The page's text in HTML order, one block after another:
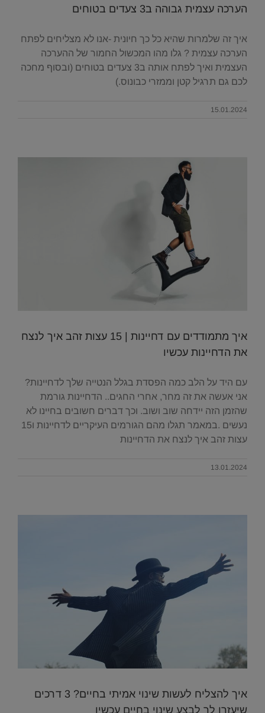
הערכה עצמית גבוהה ב3 צעדים בטוחים
איך זה שלמרות שהיא כל כך חיונית -אנו לא מצליחים לפתח
הערכה עצמית ? גלו מהו המכשול החמור של ההערכה
העצמית ואיך לפתח אותה ב3 צעדים בטוחים (ובסוף מחכה
לכם גם תרגיל קטן וממזרי כבונוס.)
15.01.2024
איך מתמודדים עם דחיינות | 15 עצות זהב איך לנצח
את הדחיינות עכשיו
עם היד על הלב כמה הפסדת בגלל הנטייה שלך לדחיינות?
אני אעשה את זה מחר, אחרי החגים.. הדחיינות גורמת
שהזמן הזה יידחה שוב ושוב. וכך דברים חשובים בחיינו לא
נעשים .במאמר תגלו מהם הגורמים העיקריים לדחיינות ו15
עצות זהב איך לנצח את הדחיינות
13.01.2024
איך להצליח לעשות שינוי אמיתי בחיים? 3 דרכים
שיעזרו לך לבצע שינוי בחיים עכשיו